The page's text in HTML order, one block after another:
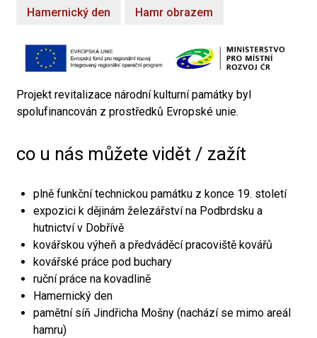
Hamernický den Hamr obrazem
Projekt revitalizace národní kulturní památky byl
spolufinancován z prostředků Evropské unie.
co u nás můžete vidět / zažít
plně funkční technickou památku z konce 19. století
expozici k dějinám železářství na Podbrdsku a
hutnictví v Dobřívě
kovářskou výheň a předváděcí pracoviště kovářů
kovářské práce pod buchary
ruční práce na kovadlině
Hamernický den
pamětní síň Jindřicha Mošny (nachází se mimo areál
hamru)